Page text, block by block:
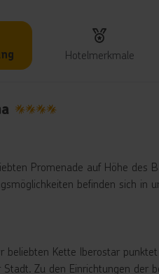
Hotelmerkmale
Promenade auf Höhe des
befinden sich
Kette Iberostar
Zu den Einrichtungen der